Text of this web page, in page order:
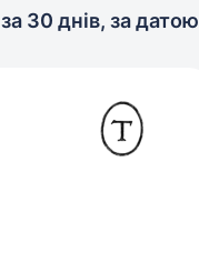
за 30 днів, за датою